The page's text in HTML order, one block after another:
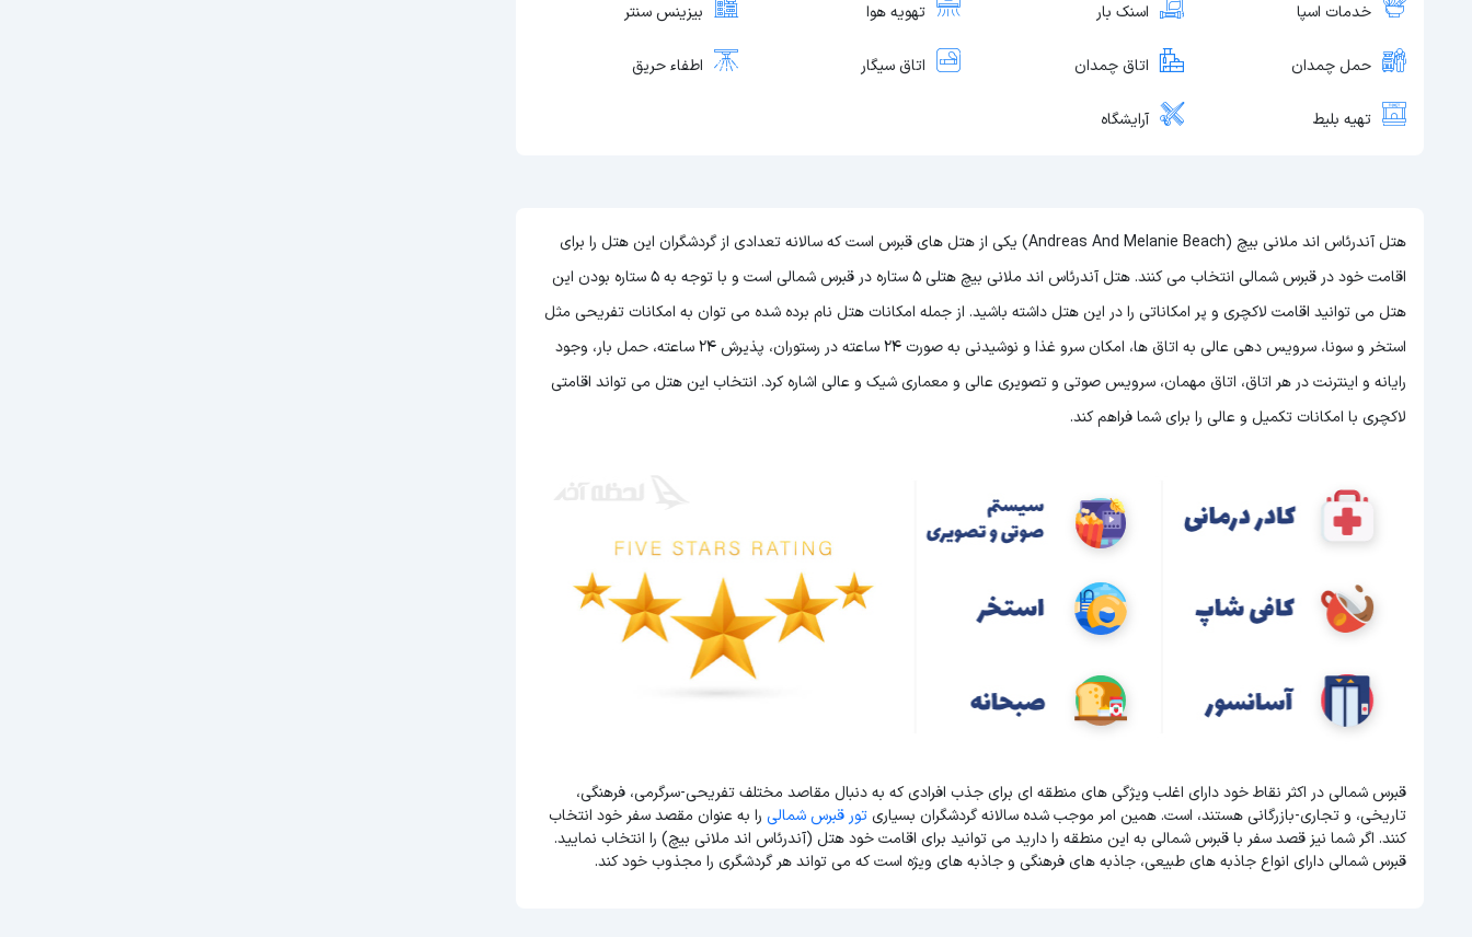
خدمات اسپا اسنک بار تهویه هوا بیزینس سنتر
حمل چمدان اتاق چمدان اتاق سیگار اطفاء حریق
تهیه بلیط آرایشگاه
هتل آندرئاس اند ملانی بیچ (Andreas And Melanie Beach) یکی از هتل های قبرس است که سالانه تعدادی از گردشگران این هتل را برای
اقامت خود در قبرس شمالی انتخاب می کنند. هتل آندرئاس اند ملانی بیچ هتلی 5 ستاره در قبرس شمالی است و با توجه به 5 ستاره بودن این
هتل می توانید اقامت لاکچری و پر امکاناتی را در این هتل داشته باشید. از جمله امکانات هتل نام برده شده می توان به امکانات تفریحی مثل
استخر و سونا، سرویس دهی عالی به اتاق ها، امکان سرو غذا و نوشیدنی به صورت 24 ساعته در رستوران، پذیرش 24 ساعته، حمل بار، وجود
رایانه و اینترنت در هر اتاق، اتاق مهمان، سرویس صوتی و تصویری عالی و معماری شیک و عالی اشاره کرد. انتخاب این هتل می تواند اقامتی
لاکچری با امکانات تکمیل و عالی را برای شما فراهم کند.
قبرس شمالی در اکثر نقاط خود دارای اغلب ویژگی های منطقه ای برای جذب افرادی که به دنبال مقاصد مختلف تفریحی-سرگرمی، فرهنگی،
تاریخی، و تجاری-بازرگانی هستند، است. همین امر موجب شده سالانه گردشگران بسیاریتور قبرس شمالی را به عنوان مقصد سفر خود انتخاب
کنند. اگر شما نیز قصد سفر با قبرس شمالی به این منطقه را دارید می توانید برای اقامت خود هتل (آندرئاس اند ملانی بیچ) را انتخاب نمایید.
قبرس شمالی دارای انواع جاذبه های طبیعی، جاذبه های فرهنگی و جاذبه های ویژه است که می تواند هر گردشگری را مجذوب خود کند.